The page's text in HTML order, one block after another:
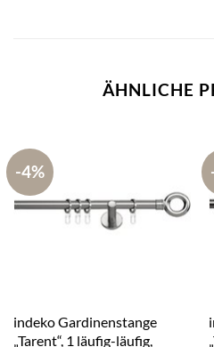
ÄHNLICHE
-4%
indeko Gardinenstange
„Tarent“, 1 läufig-läufig,